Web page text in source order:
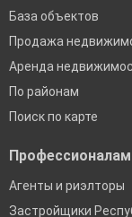
База объектов
Продажа
Аренда
По районам
Поиск по карте
Профессионалам
Агенты и риэлторы
Застройщики